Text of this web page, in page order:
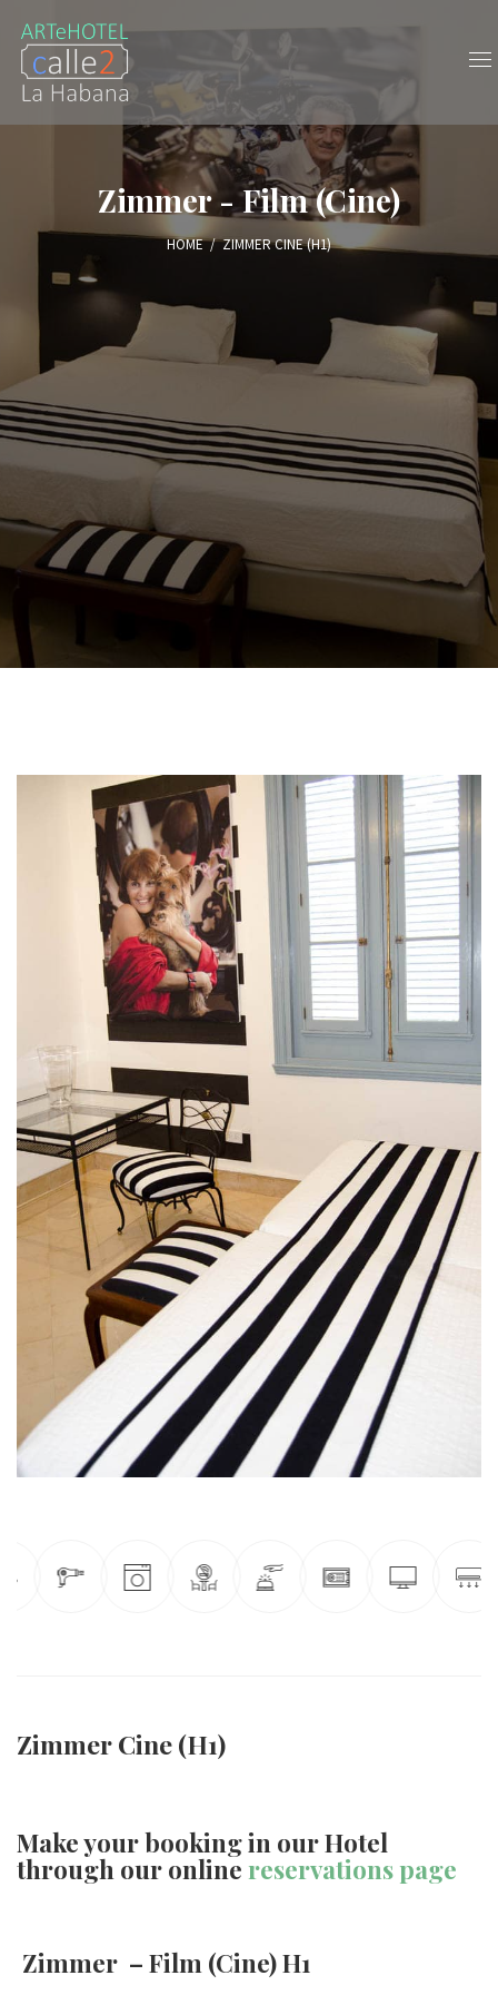
Zimmer - Film (Cine)
HOME / ZIMMER CINE (H1)
Zimmer Cine (H1)
Make your booking in our Hotel
through our online reservations page
Zimmer – Film (Cine) H1